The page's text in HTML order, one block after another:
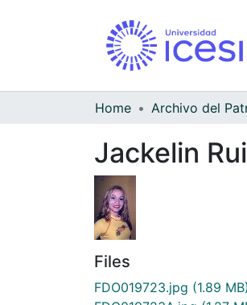
Home
Jackelin
Files
FDO019723.jpg (1.89 MB)